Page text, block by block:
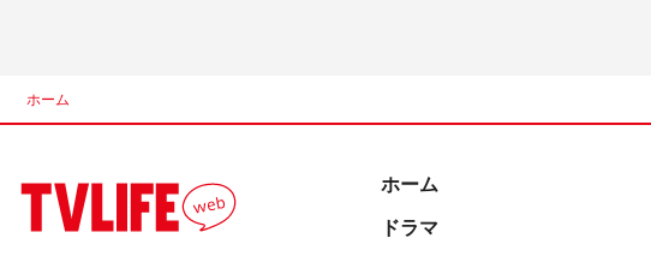
ホーム
ホーム
ドラマ